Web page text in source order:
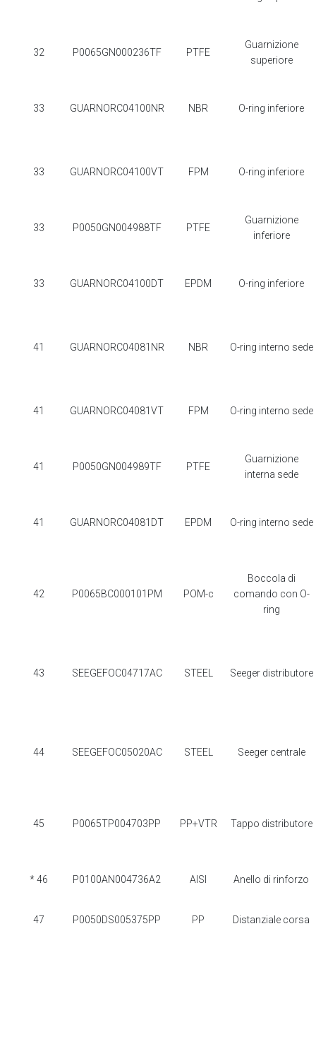
32 P0065GN000236TF PTFE
Guarnizione
superiore
33 GUARNORC04100NR NBR O-ring inferiore
33 GUARNORC04100VT FPM O-ring inferiore
33 P0050GN004988TF PTFE
Guarnizione
inferiore
33 GUARNORC04100DT EPDM O-ring inferiore
41 GUARNORC04081NR NBR O-ring interno sede
41 GUARNORC04081VT FPM O-ring interno sede
41 P0050GN004989TF PTFE
Guarnizione
interna sede
41 GUARNORC04081DT EPDM O-ring interno sede
42 P0065BC000101PM POM-c
Boccola di
comando con O-
ring
43 SEEGEFOC04717AC STEEL Seeger distributore
44 SEEGEFOC05020AC STEEL Seeger centrale
45 P0065TP004703PP PP+VTR Tappo distributore
* 46 P0100AN004736A2 AISI Anello di rinforzo
47 P0050DS005375PP PP Distanziale corsa